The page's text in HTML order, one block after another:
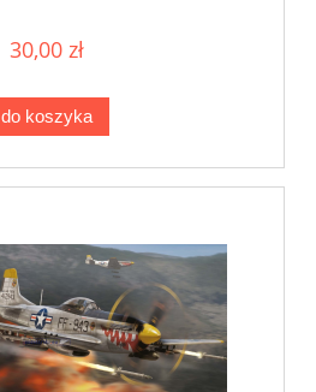
30,00 zł
do koszyka